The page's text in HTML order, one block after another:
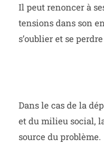
Il peut renoncer à
tensions dans son
s’oublier et se
Dans le cas de la
et du milieu social,
source du problème.